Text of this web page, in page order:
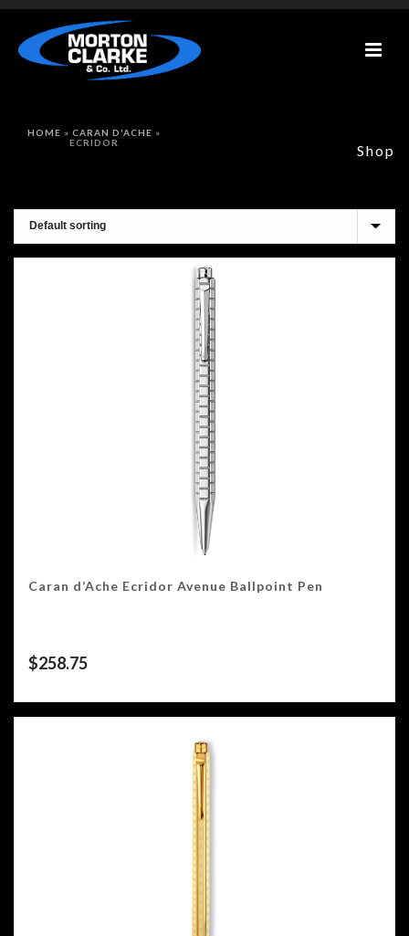
Shop
HOME » CARAN D'ACHE »
ECRIDOR
Caran d’Ache Ecridor Avenue Ballpoint Pen
$258.75